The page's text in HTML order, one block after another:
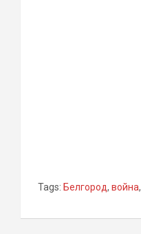
Tags: Белгород, война,